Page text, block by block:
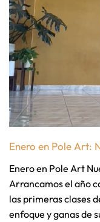
Enero en Pole Art:
Enero en Pole Art
Arrancamos el año
las primeras clases
enfoque y ganas de